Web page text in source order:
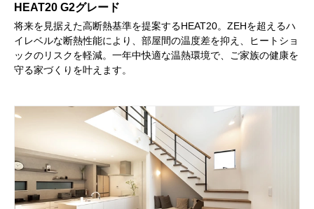
HEAT20 G2グレード
将来を見据えた高断熱基準を提案するHEAT20。ZEHを超えるハ
イレベルな断熱性能により、部屋間の温度差を抑え、ヒートショ
ックのリスクを軽減。一年中快適な温熱環境で、ご家族の健康を
守る家づくりを叶えます。